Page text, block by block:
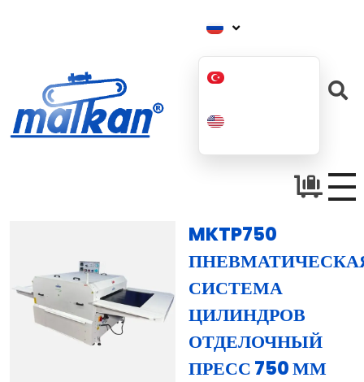
MKTP750
СИСТЕМА
ЦИЛИНДРОВ
ОТДЕЛОЧНЫЙ
ПРЕСС 750 ММ